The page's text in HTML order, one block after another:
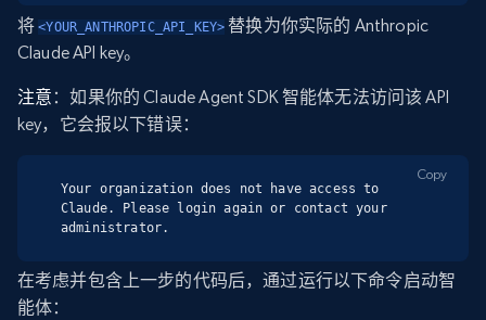
将<YOUR_ANTHROPIC_API_KEY> 替换为你实际的 Anthropic
Claude API key。
注意 ：如果你的 Claude Agent SDK 智能体无法访问该 API
key，它会报以下错误：
Your organization does not have access to
Claude. Please login again or contact your
administrator.
Copy
在考虑并包含上一步的代码后，通过运行以下命令启动智
能体：